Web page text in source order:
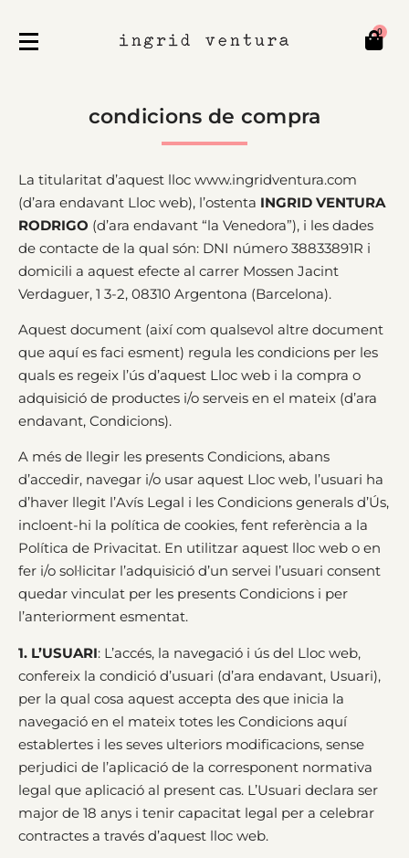
0
condicions de compra
La titularitat d’aquest lloc www.ingridventura.com
(d’ara endavant Lloc web), l’ostenta INGRID VENTURA
RODRIGO (d’ara endavant “la Venedora”), i les dades
de contacte de la qual són: DNI número 38833891R i
domicili a aquest efecte al carrer Mossen Jacint
Verdaguer, 1 3-2, 08310 Argentona (Barcelona).
Aquest document (així com qualsevol altre document
que aquí es faci esment) regula les condicions per les
quals es regeix l’ús d’aquest Lloc web i la compra o
adquisició de productes i/o serveis en el mateix (d’ara
endavant, Condicions).
A més de llegir les presents Condicions, abans
d’accedir, navegar i/o usar aquest Lloc web, l’usuari ha
d’haver llegit l’Avís Legal i les Condicions generals d’Ús,
incloent-hi la política de cookies, fent referència a la
Política de Privacitat. En utilitzar aquest lloc web o en
fer i/o sol·licitar l’adquisició d’un servei l’usuari consent
quedar vinculat per les presents Condicions i per
l’anteriorment esmentat.
1. L’USUARI: L’accés, la navegació i ús del Lloc web,
confereix la condició d’usuari (d’ara endavant, Usuari),
per la qual cosa aquest accepta des que inicia la
navegació en el mateix totes les Condicions aquí
establertes i les seves ulteriors modificacions, sense
perjudici de l’aplicació de la corresponent normativa
legal que aplicació al present cas. L’Usuari declara ser
major de 18 anys i tenir capacitat legal per a celebrar
contractes a través d’aquest lloc web.